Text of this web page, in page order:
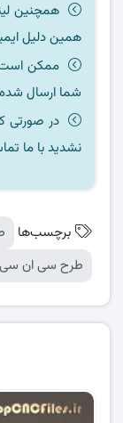
همچنین
همین دلیل
شما ارسال
در صورتی
نشدید با ما
برچسب‌ها
طرح سی ان